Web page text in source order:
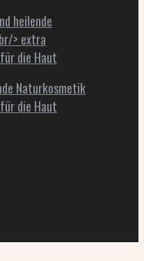
Naturkosmetik
die Haut